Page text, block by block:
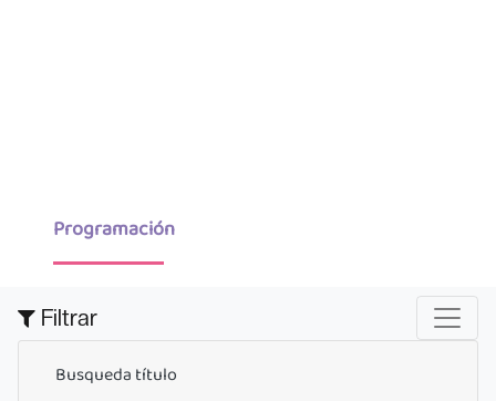
Programación
Filtrar
Busqueda título